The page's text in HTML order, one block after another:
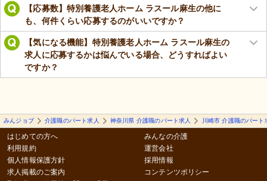
【応募数】特別養護老人ホーム ラスール麻生の他に
も、何件くらい応募するのがいいですか？
【気になる機能】特別養護老人ホーム ラスール麻生の
求人に応募するかは悩んでいる場合、どうすればよい
ですか？
みんジョブ 介護職のパート求人 神奈川県 介護職のパート求人 川崎市 介護職のパート
はじめての方へ
利用規約
個人情報保護方針
求人掲載のご案内
みんなの介護
運営会社
採用情報
コンテンツポリシー